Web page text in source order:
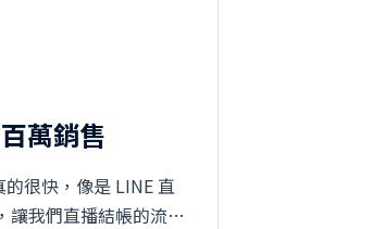
萬銷售
很快，像是 LINE 直
讓我們直播結帳的流程